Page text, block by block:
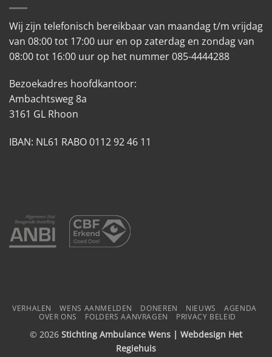
Wij zijn telefonisch bereikbaar van maandag t/m vrijdag
van 08:00 tot 17:00 uur en op zaterdag en zondag van
08:00 tot 16:00 uur op het nummer 085-4444288
Bezoekadres hoofdkantoor:
Ambachtsweg 8a
3161 GL Rhoon
IBAN: NL61 RABO 0112 92 46 11
VERHALEN WENS AANMELDEN DONEREN NIEUWS
AGENDA
OVER ONS
FOLDERS AANVRAGEN PRIVACY BELEID
© 2026 Stichting Ambulance Wens | Webdesign Het
Regiehuis